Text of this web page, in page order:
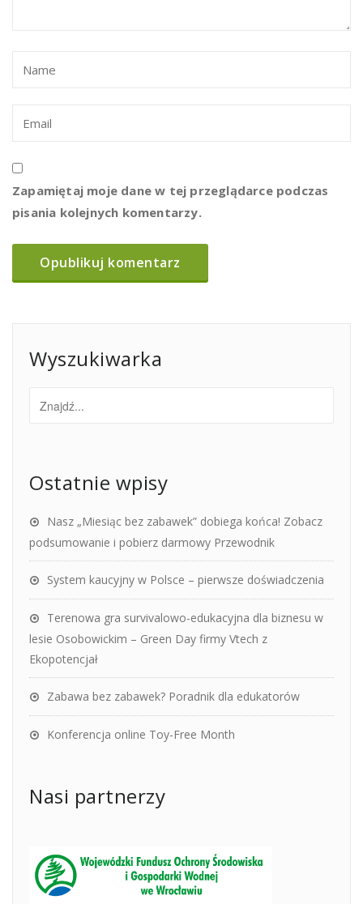
Zapamiętaj moje dane w tej przeglądarce podczas
pisania kolejnych komentarzy.
Wyszukiwarka
Ostatnie wpisy
Nasz „Miesiąc bez zabawek” dobiega końca! Zobacz
podsumowanie i pobierz darmowy Przewodnik
System kaucyjny w Polsce – pierwsze doświadczenia
Terenowa gra survivalowo-edukacyjna dla biznesu w
lesie Osobowickim – Green Day firmy Vtech z
Ekopotencjał
Zabawa bez zabawek? Poradnik dla edukatorów
Konferencja online Toy-Free Month
Nasi partnerzy